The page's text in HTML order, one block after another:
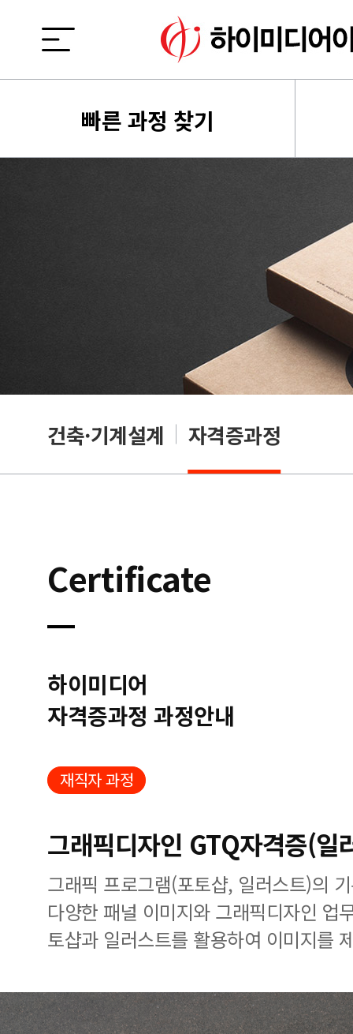
빠른 과정 찾기
건축·기계설계 자격증과정
Certificate
하이미디어
자격증과정 과정안내
재직자 과정
그래픽디자인 GTQ자격증(일
그래픽 프로그램(포토샵, 일러스트)의
다양한 패널 이미지와 그래픽디자인 업
토샵과 일러스트를 활용하여 이미지를